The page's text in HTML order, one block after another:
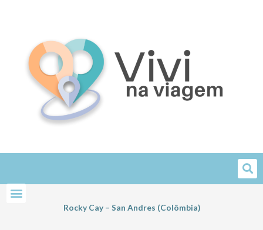
Rocky Cay – San Andres (Colômbia)